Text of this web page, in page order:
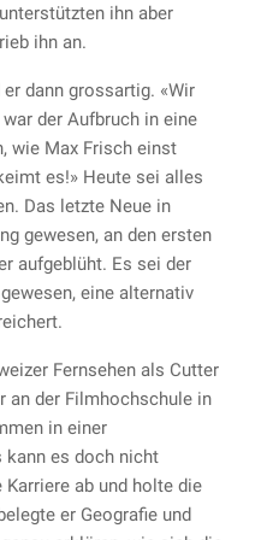
ihn aber
ihn an.
dann grossartig. «Wir
der Aufbruch in eine
wie Max Frisch einst
es!» Heute sei alles
Das letzte Neue in
gewesen, an den ersten
aufgeblüht. Es sei der
eine alternativ
Fernsehen als Cutter
an der Filmhochschule in
in einer
kann es doch nicht
ab und holte die
er Geografie und